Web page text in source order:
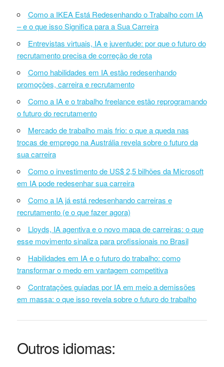
Como a IKEA Está Redesenhando o Trabalho com IA
– e o que isso Significa para a Sua Carreira
Entrevistas virtuais, IA e juventude: por que o futuro do
recrutamento precisa de correção de rota
Como habilidades em IA estão redesenhando
promoções, carreira e recrutamento
Como a IA e o trabalho freelance estão reprogramando
o futuro do recrutamento
Mercado de trabalho mais frio: o que a queda nas
trocas de emprego na Austrália revela sobre o futuro da
sua carreira
Como o investimento de US$ 2,5 bilhões da Microsoft
em IA pode redesenhar sua carreira
Como a IA já está redesenhando carreiras e
recrutamento (e o que fazer agora)
Lloyds, IA agentiva e o novo mapa de carreiras: o que
esse movimento sinaliza para profissionais no Brasil
Habilidades em IA e o futuro do trabalho: como
transformar o medo em vantagem competitiva
Contratações guiadas por IA em meio a demissões
em massa: o que isso revela sobre o futuro do trabalho
Outros idiomas: